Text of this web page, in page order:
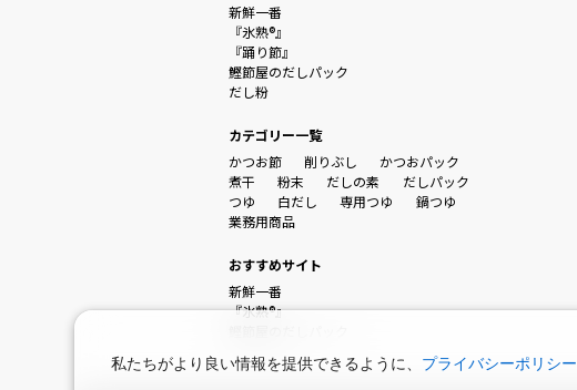
新鮮一番
『氷熟®』
『踊り節』
鰹節屋のだしパック
だし粉
カテゴリー一覧
かつお節
削りぶし
かつおパック
煮干
粉末 だしの素
だしパック
つゆ
白だし 専用つゆ
鍋つゆ
業務用商品
おすすめサイト
新鮮一番
『氷熟®』
私たちがより良い情報を提供できるように、 プライバシーポリシー